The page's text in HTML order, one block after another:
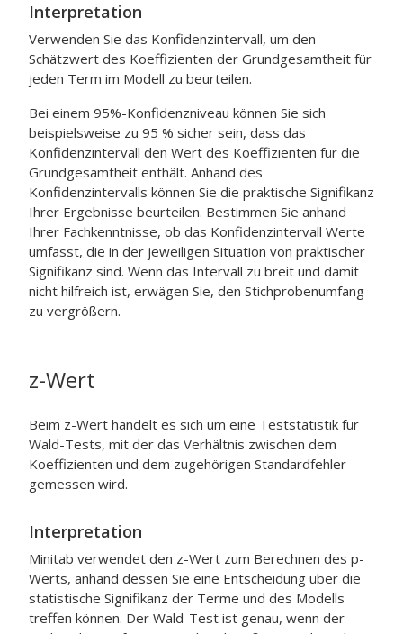
Interpretation
Verwenden Sie das Konfidenzintervall, um den
Schätzwert des Koeffizienten der Grundgesamtheit für
jeden Term im Modell zu beurteilen.
Bei einem 95%-Konfidenzniveau können Sie sich
beispielsweise zu 95 % sicher sein, dass das
Konfidenzintervall den Wert des Koeffizienten für die
Grundgesamtheit enthält. Anhand des
Konfidenzintervalls können Sie die praktische Signifikanz
Ihrer Ergebnisse beurteilen. Bestimmen Sie anhand
Ihrer Fachkenntnisse, ob das Konfidenzintervall Werte
umfasst, die in der jeweiligen Situation von praktischer
Signifikanz sind. Wenn das Intervall zu breit und damit
nicht hilfreich ist, erwägen Sie, den Stichprobenumfang
zu vergrößern.
z-Wert
Beim z-Wert handelt es sich um eine Teststatistik für
Wald-Tests, mit der das Verhältnis zwischen dem
Koeffizienten und dem zugehörigen Standardfehler
gemessen wird.
Interpretation
Minitab verwendet den z-Wert zum Berechnen des p-
Werts, anhand dessen Sie eine Entscheidung über die
statistische Signifikanz der Terme und des Modells
treffen können. Der Wald-Test ist genau, wenn der